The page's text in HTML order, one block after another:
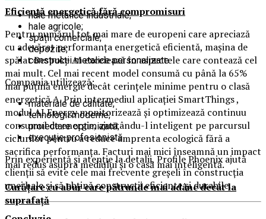
hale metalice industriale;
hale agricole;
spații comerciale;
depozite;
construcții metalice personalizate.
Compania utilizează:
materiale de calitate;
tehnologii moderne;
proiectare optimizată;
execuție profesionistă.
Prin experiență și atenție la detalii, Profile Phoenix ajută
clienții să evite cele mai frecvente greșeli în construcția
unei hale și să obțină construcții eficiente și durabile.
Eficiență energetică fără compromisuri
Pentru numărul tot mai mare de europeni care apreciază
cu adevărat performanța energetică eficientă, mașina de
spălat Bespoke AI excelează în aspectele care contează cel
mai mult. Cel mai recent model consumă cu până la 65%
mai puțină energie decât cerințele minime pentru o clasă
energetică A. Prin intermediul aplicației SmartThings ,
modul AI Energy monitorizează și optimizează continuu
consumul de energie, ajustându-l inteligent pe parcursul
ciclurilor pentru a reduce amprenta ecologică fără a
sacrifica performanța. Facturi mai mici înseamnă un impact
mai redus asupra mediului și o casă mai inteligentă.
Curățare cu abur care pătrunde mai adânc decât la
suprafață